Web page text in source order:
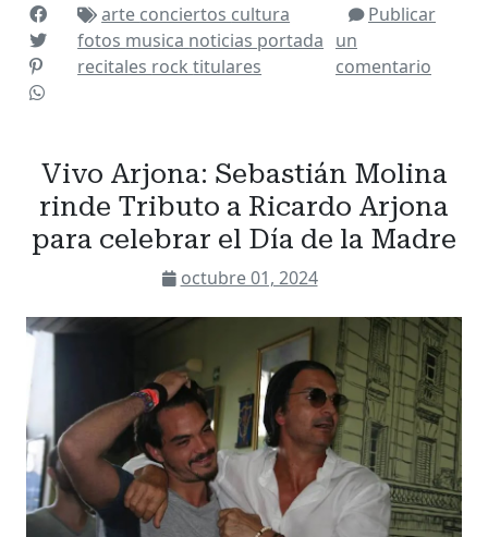
arte conciertos cultura
fotos musica noticias portada
recitales rocktitulares
Publicar
un
comentario
Vivo Arjona: Sebastián Molina
rinde Tributo a Ricardo Arjona
para celebrar el Día de la Madre
octubre 01, 2024